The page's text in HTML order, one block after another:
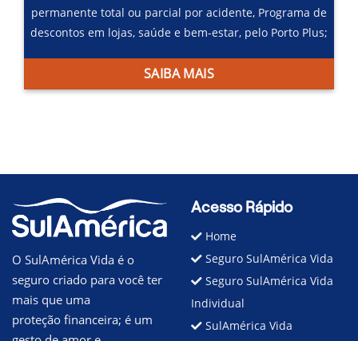
permanente total ou parcial por acidente, Programa de
descontos em lojas, saúde e bem-estar, pelo Porto Plus;
SAIBA MAIS
O SulAmérica Vida é o
seguro criado para você ter
mais que uma
proteção financeira; é um
Acesso Rápido
Home
Seguro SulAmérica Vida
Seguro SulAmérica Vida
Individual
SulAmérica Vida